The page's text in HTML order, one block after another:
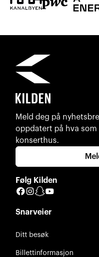
Meld deg på
oppdatert på hva som
konserthus.
Følg Kilden
Facebook
Instagram
Snapchat
Snarveier
Ditt besøk
Billettinformasjon